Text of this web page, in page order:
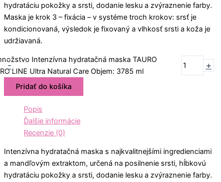
hydratáciu pokožky a srsti, dodanie lesku a zvýraznenie farby.
Maska je krok 3 – fixácia – v systéme troch krokov: srsť je
kondicionovaná, výsledok je fixovaný a vlhkosť srsti a koža je
udržiavaná.
-
Intenzívna hydratačná maska TAURO
LINE Ultra Natural Care Objem: 3785 ml
+
Pridať do košíka
Popis
Ďalšie informácie
Recenzie (0)
Intenzívna hydratačná maska ​​s najkvalitnejšími ingredienciami
a mandľovým extraktom, určená na posilnenie srsti, hĺbkovú
hydratáciu pokožky a srsti, dodanie lesku a zvýraznenie farby.